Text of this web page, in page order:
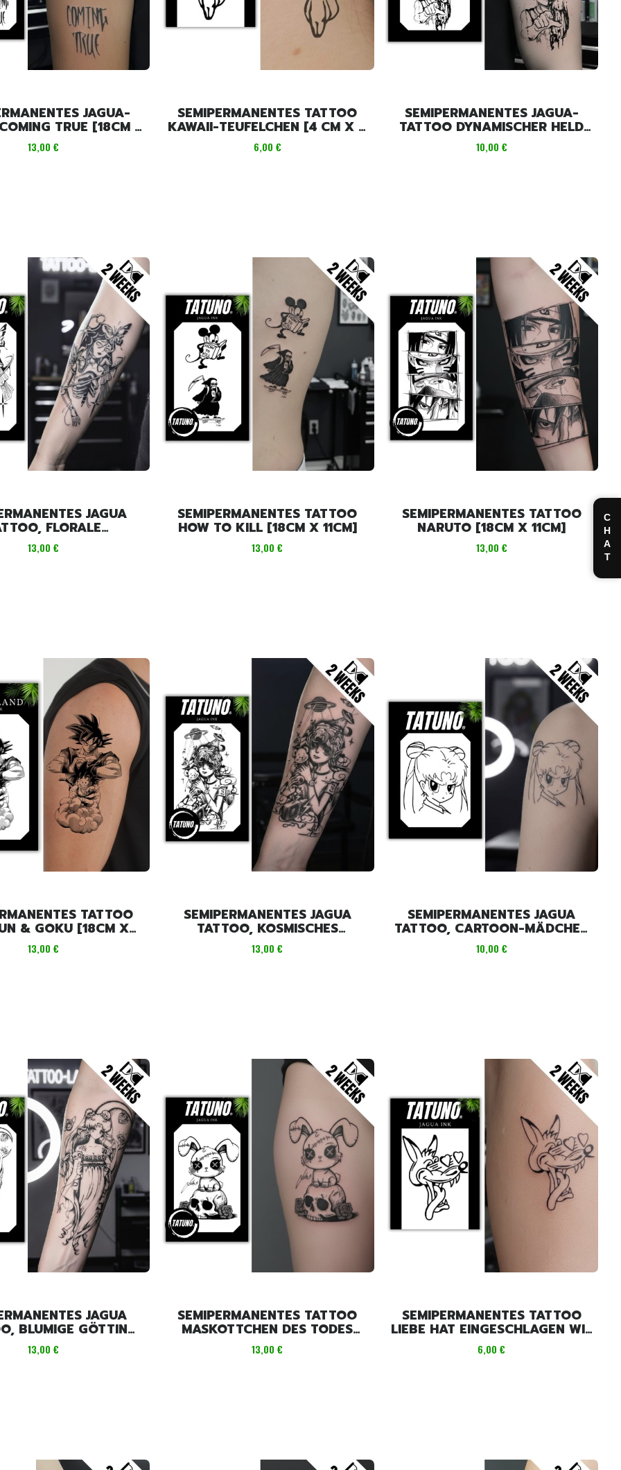
CHAT
JAGUA-
TRUE [18CM X
11CM]
Preis
13,00 €
SEMIPERMANENTES TATTOO
KAWAII-TEUFELCHEN [4 CM X 6
CM]
Preis
6,00 €
SEMIPERMANENTES JAGUA-
TATTOO DYNAMISCHER HELD
MIT DOPPELTEM GESICHT [10,5
CM X 7,5 CM]
Preis
10,00 €
JAGUA
FLORALE
[18CM X
11CM]
Preis
13,00 €
SEMIPERMANENTES TATTOO
HOW TO KILL [18CM X 11CM]
Preis
13,00 €
SEMIPERMANENTES TATTOO
NARUTO [18CM X 11CM]
Preis
13,00 €
TATTOO
GOKU [18CM X
11CM]
Preis
13,00 €
SEMIPERMANENTES JAGUA
TATTOO, KOSMISCHES
KINDHEITSTRAUM [18CM X
11CM]
Preis
13,00 €
SEMIPERMANENTES JAGUA
TATTOO, CARTOON-MÄDCHEN
ANIME [10,5 CM X 7,5 CM]
Preis
10,00 €
JAGUA
BLUMIGE GÖTTIN
[18CM X 11CM]
Preis
13,00 €
SEMIPERMANENTES TATTOO
MASKOTTCHEN DES TODES
[18CM X 11CM]
Preis
13,00 €
SEMIPERMANENTES TATTOO
LIEBE HAT EINGESCHLAGEN WIE
IN EINEM CARTOON [4 CM X 6
CM]
Preis
6,00 €